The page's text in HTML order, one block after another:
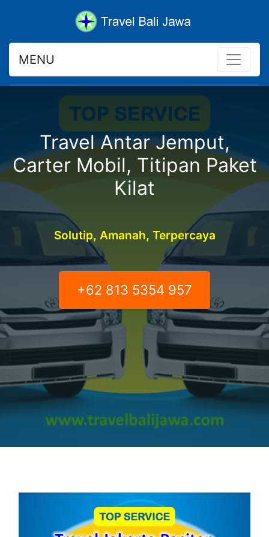
MENU
Travel Antar Jemput,
Carter Mobil, Titipan Paket
Kilat
Solutip, Amanah, Terpercaya
+62 813 5354 957